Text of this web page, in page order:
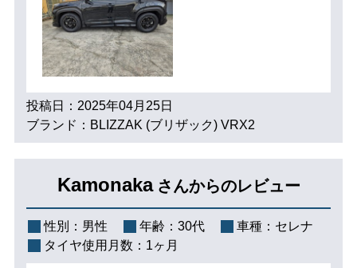
投稿日：2025年04月25日
ブランド：BLIZZAK (ブリザック) VRX2
Kamonaka さんからのレビュー
性別： 男性 年齢： 30代 車種： セレナ
タイヤ使用月数： 1ヶ月